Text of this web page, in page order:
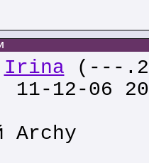
Irina (---
12-06
Archy